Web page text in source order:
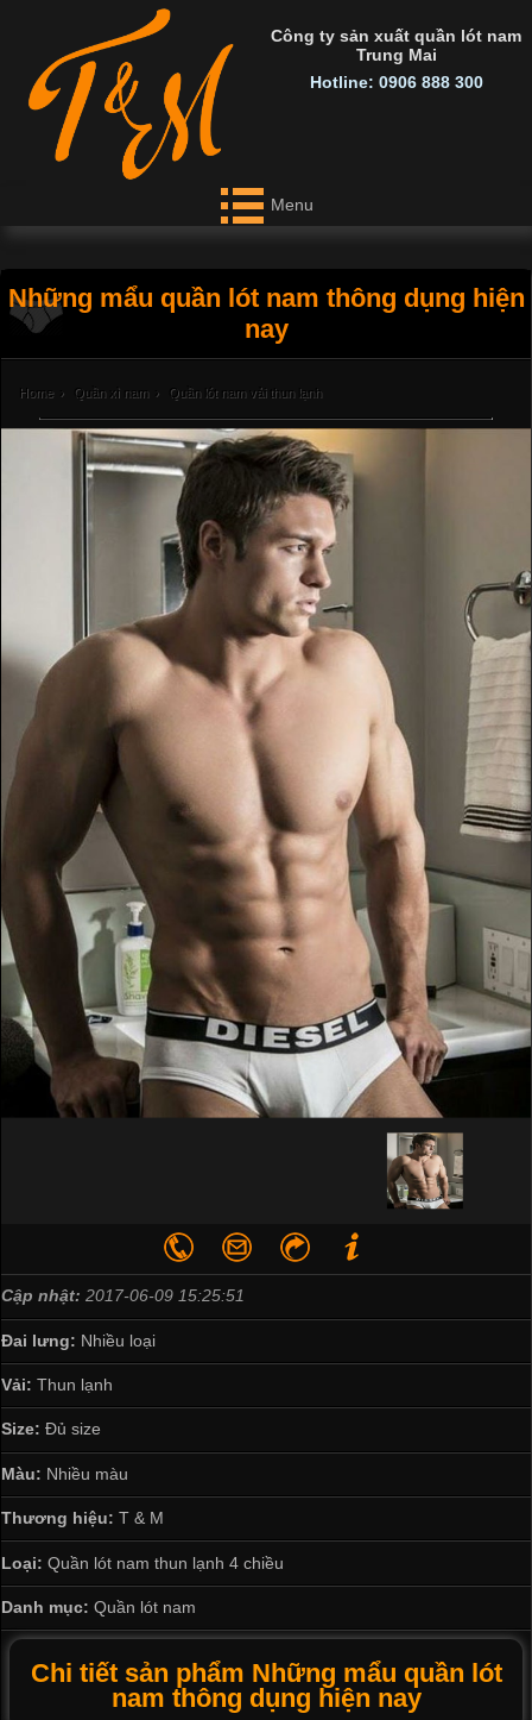
Công ty sản xuất quần lót nam
Trung Mai
Hotline: 0906 888 300
Menu
Những mẩu quần lót nam thông dụng hiện
nay
Home › Quần xì nam › Quần lót nam vải thun lạnh
Cập nhật: 2017-06-09 15:25:51
Đai lưng: Nhiều loại
Vải: Thun lạnh
Size: Đủ size
Màu: Nhiều màu
Thương hiệu: T & M
Loại: Quần lót nam thun lạnh 4 chiều
Danh mục: Quần lót nam
Chi tiết sản phẩm Những mẩu quần lót
nam thông dụng hiện nay